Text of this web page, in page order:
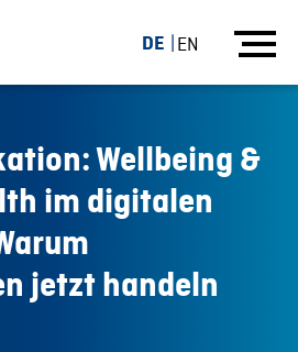
DE EN
Wellbeing &
im digitalen
jetzt handeln